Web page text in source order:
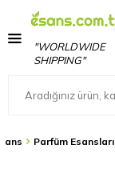
"WORLDWIDE
SHIPPING"
Parfüm Esansları